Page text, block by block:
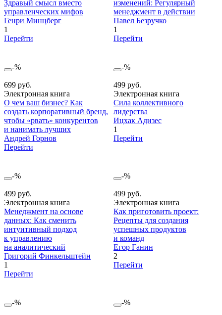
Здравый смысл вместо
управленческих мифов
Генри Минцберг
1
Перейти
изменений: Регулярный
менеджмент в действии
Павел Безручко
1
Перейти
-%
699 руб.
Электронная книга
О чем ваш бизнес? Как
создать корпоративный бренд,
чтобы «рвать» конкурентов
и нанимать лучших
Андрей Горнов
Перейти
-%
499 руб.
Электронная книга
Сила коллективного
лидерства
Ицхак Адизес
1
Перейти
-%
499 руб.
Электронная книга
Менеджмент на основе
данных: Как сменить
интуитивный подход
к управлению
на аналитический
Григорий Финкельштейн
1
Перейти
-%
499 руб.
Электронная книга
Как приготовить проект:
Рецепты для создания
успешных продуктов
и команд
Егор Ганин
2
Перейти
-% -%